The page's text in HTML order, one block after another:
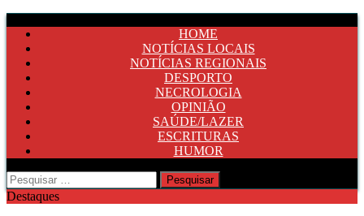
HOME
NOTÍCIAS LOCAIS
NOTÍCIAS REGIONAIS
DESPORTO
NECROLOGIA
OPINIÃO
SAÚDE/LAZER
ESCRITURAS
HUMOR
Pesquisar
por:
Destaques